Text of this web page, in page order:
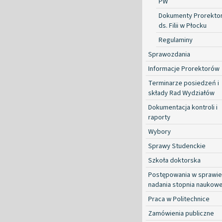
Dokumenty
ds. Filii w Płocku
Regulaminy
Sprawozdania
Informacje Prorektorów
Terminarze posiedzeń i
składy Rad Wydziałów
Dokumentacja kontroli i
raporty
Wybory
Sprawy Studenckie
Szkoła doktorska
Postępowania w sprawie
nadania stopnia
Praca w Politechnice
Zamówienia publiczne